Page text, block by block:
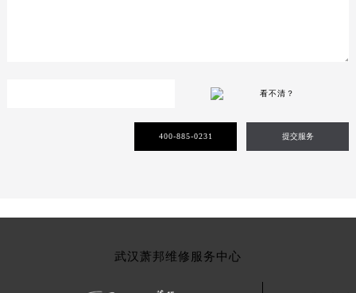
看不清？
400-885-0231 提交服务
武汉萧邦维修服务中心